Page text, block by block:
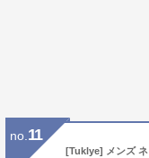
no. 11